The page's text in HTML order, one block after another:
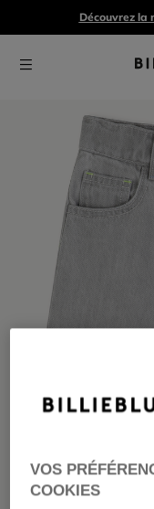
Découvrez la
VOS
COOKIES